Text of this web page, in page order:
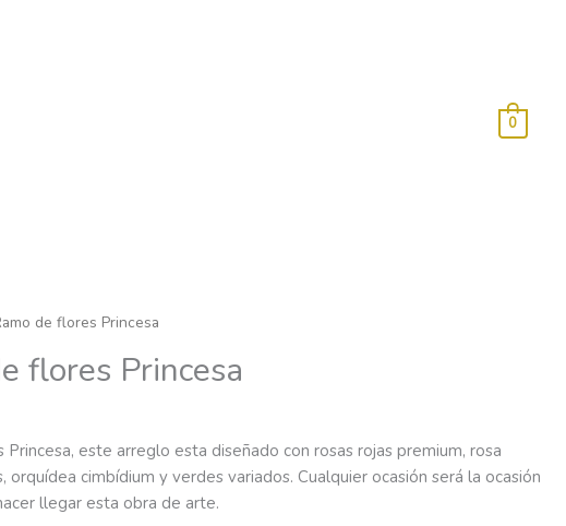
0
de flores Princesa
flores Princesa
Princesa, este arreglo esta diseñado con rosas rojas premium, rosa
orquídea cimbídium y verdes variados. Cualquier ocasión será la ocasión
llegar esta obra de arte.